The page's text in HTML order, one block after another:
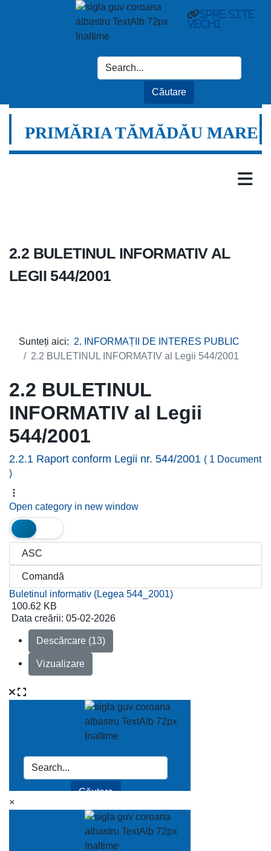
spre site
vechi
PRIMĂRIA TĂMĂDĂU MARE
2.2 BULETINUL INFORMATIV AL
LEGII 544/2001
Sunteți aici: 2. INFORMAȚII DE INTERES PUBLIC
2.2 BULETINUL INFORMATIV al Legii 544/2001
2.2 BULETINUL
INFORMATIV al Legii
544/2001
2.2.1 Raport conform Legii nr. 544/2001 ( 1 Document
)
Open category in new window
Buletinul informativ (Legea 544_2001)
100.62 KB
Data creării: 05-02-2026
Descărcare (13)
Vizualizare
×